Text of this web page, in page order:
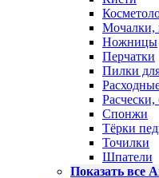
Мочалки,
Ножницы
Перчатки
Пилки
Спонжи
Тёрки
Точилки
Шпатели
Показать все